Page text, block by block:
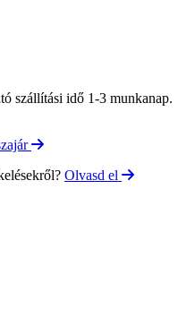
szállítási idő 1-3 munkanap.
Olvasd el